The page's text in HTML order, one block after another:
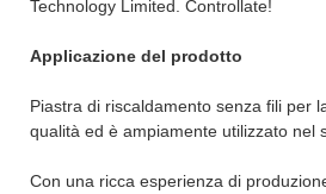
Technology Limited. Controllate!
Applicazione del prodotto
Piastra di riscaldamento senza fili per
qualità ed è ampiamente utilizzato nel
Con una ricca esperienza di